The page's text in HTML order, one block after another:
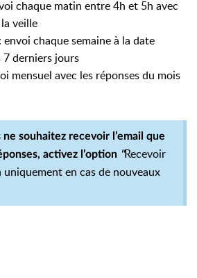
chaque matin entre 4h et 5h avec
veille
chaque semaine à la date
7 derniers jours
mensuel avec les réponses du mois
ne souhaitez recevoir l’email que
, activez l’option "Recevoir
en cas de nouveaux